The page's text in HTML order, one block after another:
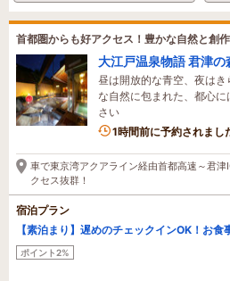
首都圏からも好アクセス！豊かな自然と創
大江戸温泉物語 君津の
昼は開放的な青空、夜は
な自然に包まれた、都心
さい5名がこの宿を見ています
1時間前に予約されまし
車で東京湾アクアライン経由首都高速～君
クセス抜群！
宿泊プラン
【素泊まり】遅めのチェックインOK！お
ポイント2%